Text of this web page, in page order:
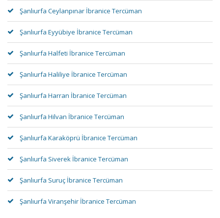
Şanlıurfa Ceylanpınar İbranice Tercüman
Şanlıurfa Eyyübiye İbranice Tercüman
Şanlıurfa Halfeti İbranice Tercüman
Şanlıurfa Haliliye İbranice Tercüman
Şanlıurfa Harran İbranice Tercüman
Şanlıurfa Hilvan İbranice Tercüman
Şanlıurfa Karaköprü İbranice Tercüman
Şanlıurfa Siverek İbranice Tercüman
Şanlıurfa Suruç İbranice Tercüman
Şanlıurfa Viranşehir İbranice Tercüman